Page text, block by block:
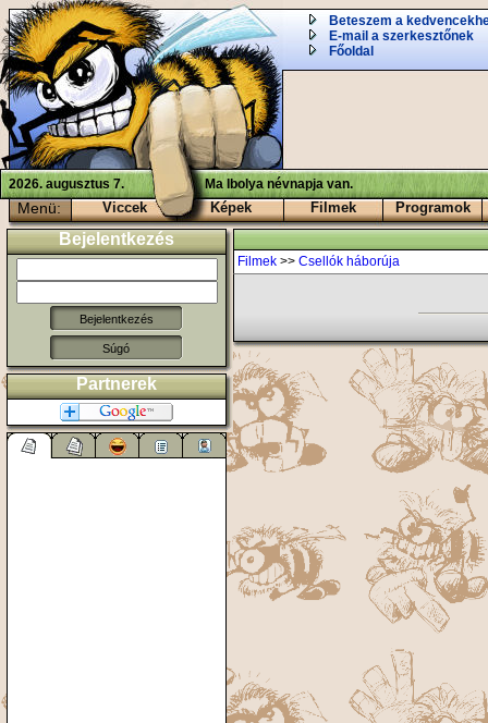
Beteszem a
E-mail a szerkesztőnek
Főoldal
2026. augusztus 7. Ma Ibolya névnapja van.
Menü: Viccek Képek Filmek Programok
Bejelentkezés
Súgó
Partnerek
Filmek >> Csellók háborúja